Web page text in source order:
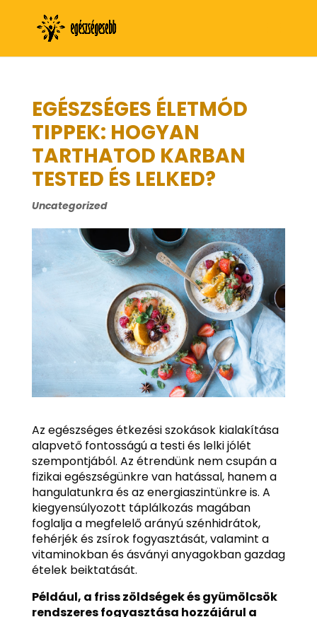
EGÉSZSÉGES ÉLETMÓD
TIPPEK: HOGYAN
TARTHATOD KARBAN
TESTED ÉS LELKED?
Uncategorized
Az egészséges étkezési szokások kialakítása
alapvető fontosságú a testi és lelki jólét
szempontjából. Az étrendünk nem csupán a
fizikai egészségünkre van hatással, hanem a
hangulatunkra és az energiaszintünkre is. A
kiegyensúlyozott táplálkozás magában
foglalja a megfelelő arányú szénhidrátok,
fehérjék és zsírok fogyasztását, valamint a
vitaminokban és ásványi anyagokban gazdag
ételek beiktatását.
Például, a friss zöldségek és gyümölcsök
rendszeres fogyasztása hozzájárul a